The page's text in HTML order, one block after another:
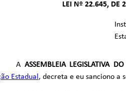
LEI Nº 22.645, DE
A ASSEMBLEIA LEGISLATIVA
Estadual , decreta e eu sanciono a